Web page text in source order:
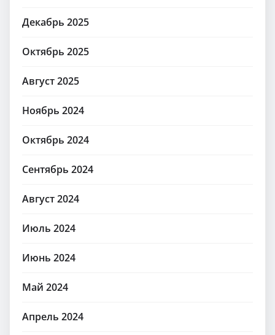
Декабрь 2025
Октябрь 2025
Август 2025
Ноябрь 2024
Октябрь 2024
Сентябрь 2024
Август 2024
Июль 2024
Июнь 2024
Май 2024
Апрель 2024